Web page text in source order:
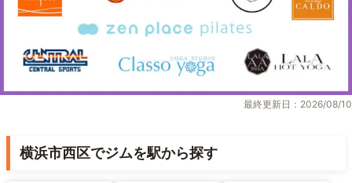
最終更新日：2026/08/10
横浜市西区でジムを駅から探す